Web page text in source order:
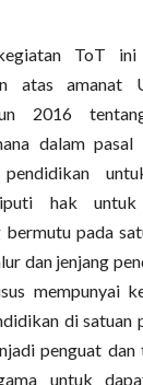
kegiatan ToT
atas amanat
2016
dalam
hak untuk
bermutu pada
dan jenjang
mempunyai
di satuan
penguat dan
untuk